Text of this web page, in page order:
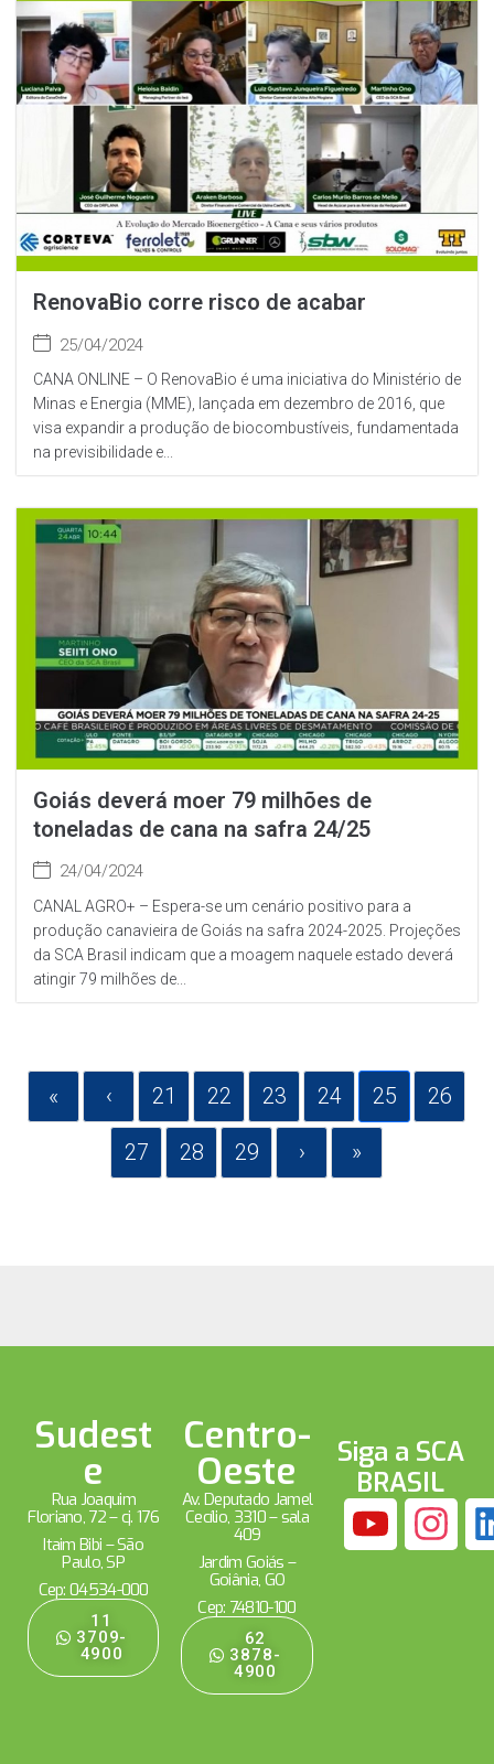
RenovaBio corre risco de acabar
25/04/2024
CANA ONLINE – O RenovaBio é uma iniciativa do Ministério de
Minas e Energia (MME), lançada em dezembro de 2016, que
visa expandir a produção de biocombustíveis, fundamentada
na previsibilidade e...
Goiás deverá moer 79 milhões de
toneladas de cana na safra 24/25
24/04/2024
CANAL AGRO+ – Espera-se um cenário positivo para a
produção canavieira de Goiás na safra 2024-2025. Projeções
da SCA Brasil indicam que a moagem naquele estado deverá
atingir 79 milhões de...
« ‹ 21 22 23 24 25 26
27 28 29 › »
Sudest
e
Rua Joaquim
Floriano, 72 – cj. 176
Itaim Bibi – São
Paulo, SP
Cep: 04534-000
11
3709-
4900
Centro-
Oeste
Av. Deputado Jamel
Cecílio, 3310 – sala
409
Jardim Goiás –
Goiânia, GO
Cep: 74810-100
62
3878-
4900
Siga a SCA
BRASIL